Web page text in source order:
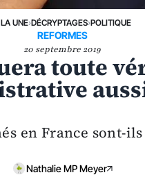
UNE›DÉCRYPTAGES›POLITIQUE
REFORMES
20 septembre 2019
toute
en France sont-
Nathalie MP Meyer